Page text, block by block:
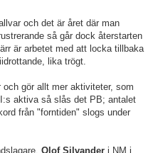
och det är året där man
så går dock återstarten
är arbetet med att locka tillbaka
lika trögt.
gör allt mer aktiviteter, som
aktiva så slås det PB; antalet
från "forntiden" slogs under
Olof Silvander i NM i